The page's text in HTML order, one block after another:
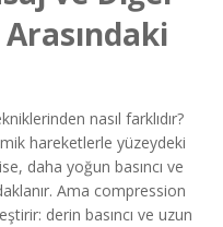
nasıl farklıdır?
hareketlerle yüzeydeki
daha yoğun basıncı ve
Ama compression
derin basıncı ve uzun